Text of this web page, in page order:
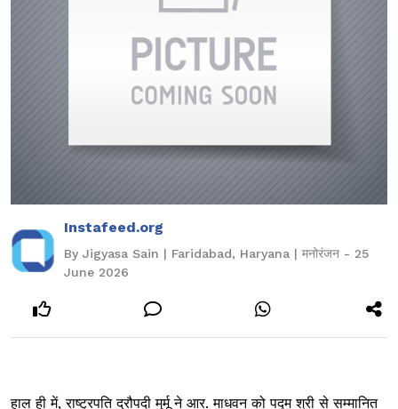
Instafeed.org
By Jigyasa Sain | Faridabad, Haryana | मनोरंजन - 25
June 2026
हाल ही में, राष्ट्रपति द्रौपदी मुर्मू ने आर. माधवन को पद्म श्री से सम्मानित